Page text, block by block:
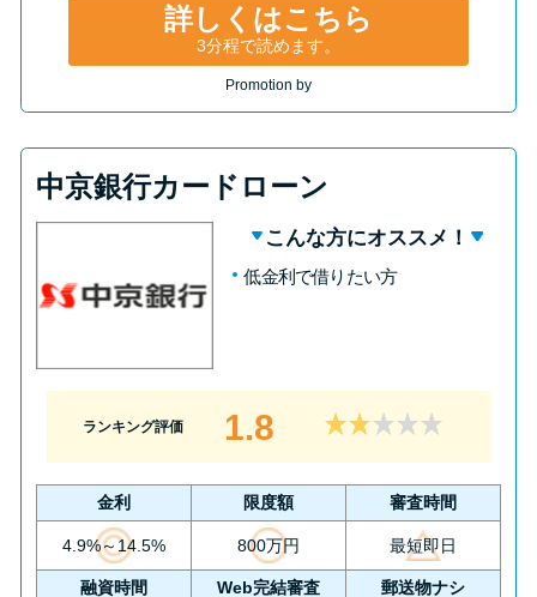
詳しくはこちら
3分程で読めます。
Promotion by
中京銀行カードローン
こんな方にオススメ！
低金利で借りたい方
ランキング評価 1.8
金利 限度額 審査時間
4.9%～14.5% 800万円 最短即日
融資時間 Web完結審査 郵送物ナシ